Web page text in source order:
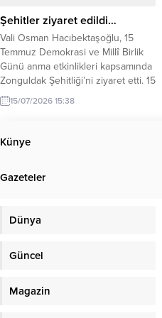
bilgilendirilmesindeki önemli rolüne
dikkat çeken Erbaş, halkın haber...
Şehitler ziyaret edildi…
Vali Osman Hacıbektaşoğlu, 15
Temmuz Demokrasi ve Millî Birlik
Günü anma etkinlikleri kapsamında
Zonguldak Şehitliği’ni ziyaret etti. 15
Temmuz Demokrasi ve Milli Birlik
Günü dolayısıyla Zonguldak’taki
alan şehitlikte gerçekleştirilen
ziyaretle başladı. Kent protokolü,
araya geldi. Vali Osman
15/07/2026 15:38
Künye
Gazeteler
Dünya
Güncel
Magazin